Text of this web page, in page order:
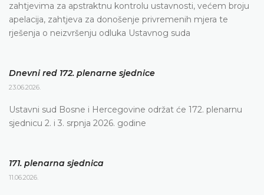
zahtjevima za apstraktnu kontrolu ustavnosti, većem broju
apelacija, zahtjeva za donošenje privremenih mjera te
rješenja o neizvršenju odluka Ustavnog suda
Dnevni red 172. plenarne sjednice
23.06.2026.
Ustavni sud Bosne i Hercegovine održat će 172. plenarnu
sjednicu 2. i 3. srpnja 2026. godine
171. plenarna sjednica
11.06.2026.